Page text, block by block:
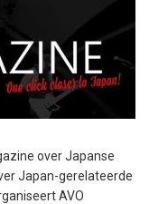
over Japanse
Japan-gerelateerde
AVO